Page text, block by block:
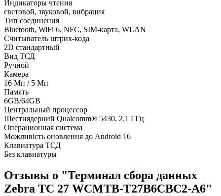
Индикаторы чтения
световой, звуковой, вибрация
Тип соединения
Bluetooth, WiFi 6, NFС, SIM-карта, WLAN
Считыватель штрих-кода
2D стандартный
Вид ТСД
Ручной
Камера
16 Мп / 5 Мп
Память
6GB/64GB
Центральный процессор
Шестиядерний Qualcomm® 5430, 2,1 ГГц
Операционная система
Можливість оновлення до Android 16
Клавиатура ТСД
Без клавиатуры
Отзывы о "Терминал сбора данных
Zebra TC 27 WCMTB-T27B6CBC2-A6"